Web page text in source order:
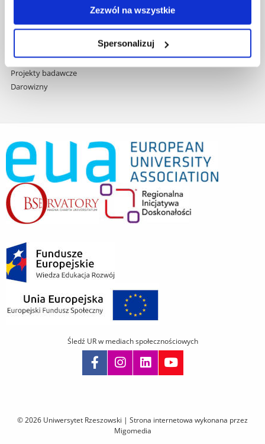
Zezwól na wszystkie
Spersonalizuj
Dane kontaktowe
Deklaracja dostępności cyfrowej
Rachunek bankowy UR
Projekty badawcze
Darowizny
© 2026 Uniwersytet Rzeszowski | Strona internetowa wykonana przez
Migomedia
Śledź UR w mediach społecznościowych
i
przejdź